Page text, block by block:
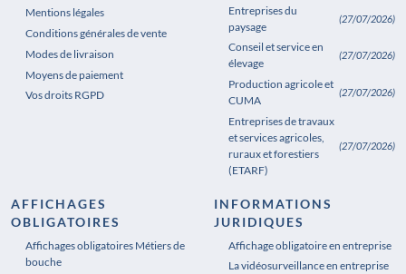
Mentions légales
Conditions générales de vente
Modes de livraison
Moyens de paiement
Vos droits RGPD
Entreprises du
paysage
(27/07/2026)
Conseil et service en
élevage
(27/07/2026)
Production agricole et
CUMA
(27/07/2026)
Entreprises de travaux
et services agricoles,
ruraux et forestiers
(ETARF)
(27/07/2026)
AFFICHAGES
OBLIGATOIRES
Affichages obligatoires Métiers de
bouche
Affichages obligatoires Pharmacie
INFORMATIONS
JURIDIQUES
Affichage obligatoire en entreprise
La vidéosurveillance en entreprise